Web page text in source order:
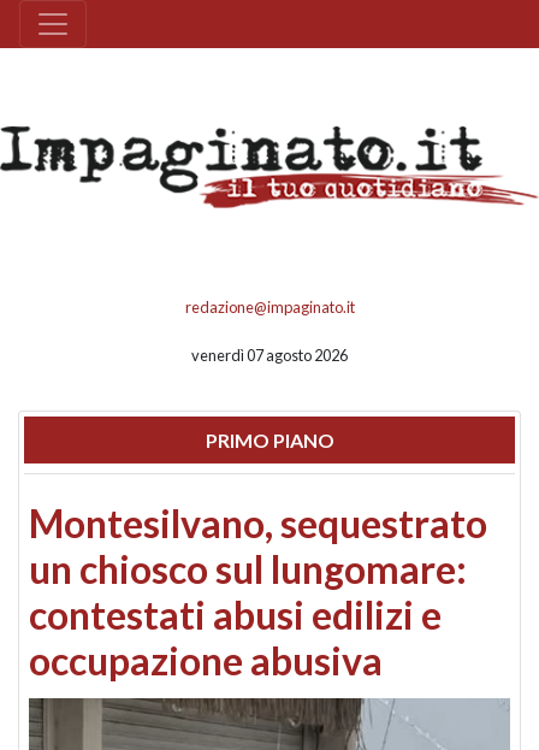
redazione@impaginato.it
venerdì 07 agosto 2026
PRIMO PIANO
Montesilvano, sequestrato
un chiosco sul lungomare:
contestati abusi edilizi e
occupazione abusiva